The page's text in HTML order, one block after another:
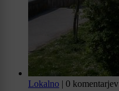
Lokalno | 0 komentarjev